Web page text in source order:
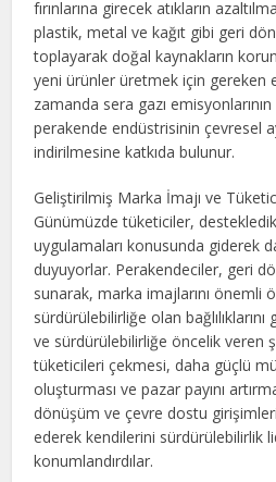
fırınlarına girecek atıkların
plastik, metal ve kağıt gibi geri
toplayarak doğal kaynakların
yeni ürünler üretmek için gereken
zamanda sera gazı emisyonlarının
perakende endüstrisinin çevresel
indirilmesine katkıda bulunur.
Geliştirilmiş Marka İmajı ve
Günümüzde tüketiciler,
uygulamaları konusunda giderek
duyuyorlar. Perakendeciler, geri
sunarak, marka imajlarını önemli
sürdürülebilirliğe olan
ve sürdürülebilirliğe öncelik veren
tüketicileri çekmesi, daha güçlü
oluşturması ve pazar payını
dönüşüm ve çevre dostu
ederek kendilerini sürdürülebilirlik
konumlandırdılar.